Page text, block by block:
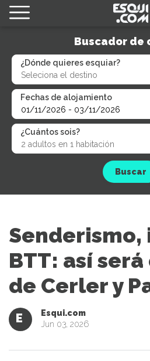
Buscador de
¿Dónde quieres esquiar?
Fechas de alojamiento
¿Cuántos sois?
Buscar
Senderismo,
BTT: así
de Cerler y
E
Esqui.com
Jun 03, 2026